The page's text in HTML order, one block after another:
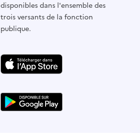
disponibles dans l'ensemble des
trois versants de la fonction
publique.